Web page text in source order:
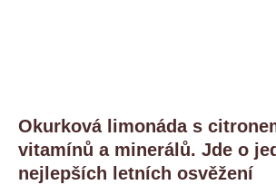
Okurková limonáda s
vitamínů a minerálů. Jde o
nejlepších letních osvěžení